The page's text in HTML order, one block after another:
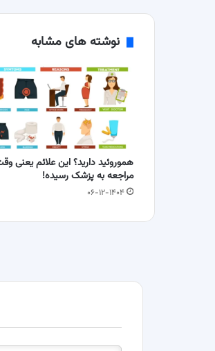
نوشته های مشابه
هموروئید دارید؟ این علائم یعنی
مراجعه به پزشک رسیده!
۰۶-۱۲-۱۴۰۴